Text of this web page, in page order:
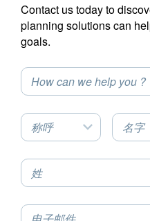
Contact us today to
planning solutions can
goals.
How can we help you ?
称呼 名字
姓